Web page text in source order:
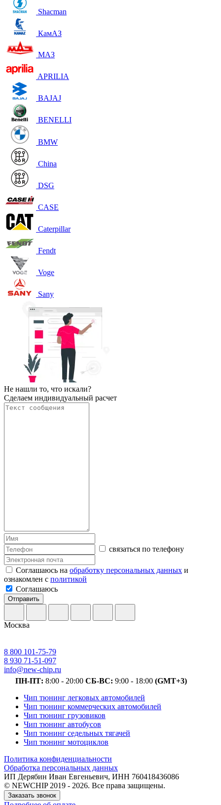
Shacman
КамАЗ
МАЗ
APRILIA
BAJAJ
BENELLI
BMW
China
DSG
CASE
Caterpillar
Fendt
Voge
Sany
Не нашли то, что искали?
Сделаем индивидуальный расчет
связаться по телефону
Соглашаюсь на обработку персональных данных и
ознакомлен с политикой
Соглашаюсь
Отправить
Москва
8 800 101-75-79
8 930 71-51-097
info@new-chip.ru
ПН-ПТ: 8:00 - 20:00 СБ-ВС: 9:00 - 18:00 (GMT+3)
Чип тюнинг легковых автомобилей
Чип тюнинг коммерческих автомобилей
Чип тюнинг грузовиков
Чип тюнинг автобусов
Чип тюнинг седельных тягачей
Чип тюнинг мотоциклов
Политика конфиденциальности
Обработка персональных данных
ИП Дерябин Иван Евгеньевич, ИНН 760418436086
© NEWCHIP 2019 - 2026. Все права защищены.
Заказать звонок